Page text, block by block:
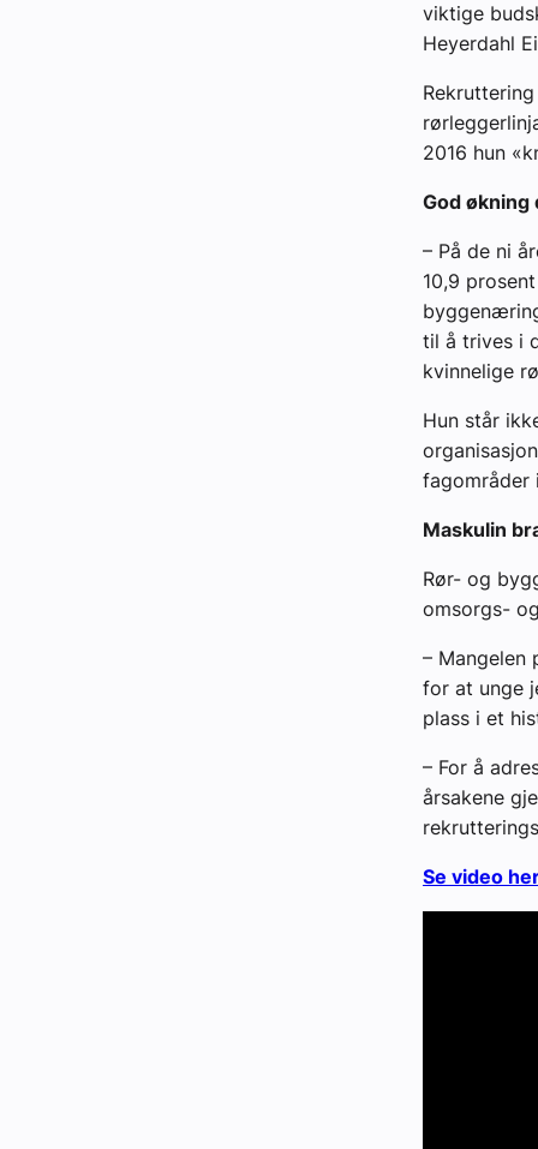
viktige
Heyerdahl
2016 hun
God økning
– På de ni
10,9
til å trives i
kvinnelige
Hun står
fagområder
Maskulin
Rør- og
omsorgs-
– Mangelen
for at unge
plass i et
– For å
årsakene
Se video